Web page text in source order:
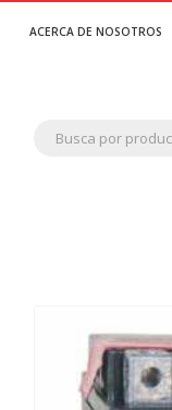
ACERCA DE NOSOTROS